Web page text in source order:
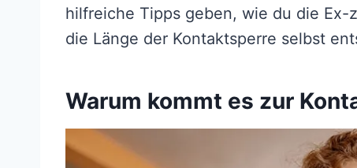
hilfreiche Tipps geben, wie du die
die Länge der Kontaktsperre selbst
Warum kommt es zur